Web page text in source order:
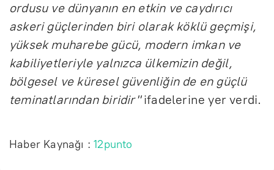
ordusu ve dünyanın en etkin ve caydırıcı
askeri güçlerinden biri olarak köklü geçmişi,
yüksek muharebe gücü, modern imkan ve
kabiliyetleriyle yalnızca ülkemizin değil,
bölgesel ve küresel güvenliğin de en güçlü
teminatlarından biridir"ifadelerine yer verdi.
Haber Kaynağı :12punto